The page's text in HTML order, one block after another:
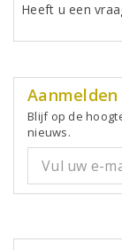
Heeft u een
Blijf op de
nieuws.